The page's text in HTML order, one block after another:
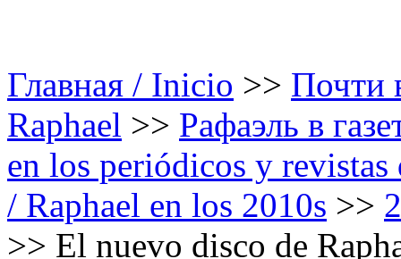
Главная / Inicio >> Почти
Raphael >> Рафаэль в
en los periódicos y
/ Raphael en los 2010s >>
>> El nuevo disco de